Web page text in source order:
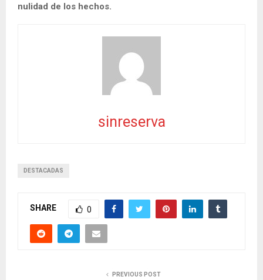
nulidad de los hechos.
sinreserva
DESTACADAS
SHARE 0
PREVIOUS POST